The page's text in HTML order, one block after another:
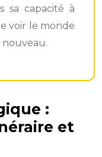
sa capacité à
voir le monde
:
et